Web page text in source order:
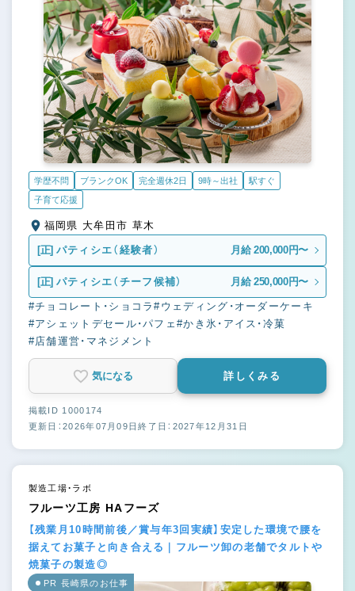
学歴不問 ブランクOK 完全週休2日 9時～出社
駅すぐ
子育て応援
福岡県 大牟田市 草木
[正] パティシエ（経験者） 月給 200,000円〜
[正] パティシエ（チーフ候補） 月給 250,000円〜
#チョコレート・ショコラ#ウェディング・オーダーケーキ
#アシェットデセール・パフェ#かき氷・アイス・冷菓
#店舗運営・マネジメント
気になる 詳しくみる
掲載ID 1000174
更新日：2026年07月09日終了日：2027年12月31日
製造工場・ラボ
フルーツ工房 HAフーズ
【残業月10時間前後／賞与年3回実績】安定した環境で腰を
据えてお菓子と向き合える｜フルーツ卸の老舗でタルトや
焼菓子の製造◎
PR 長崎県のお仕事